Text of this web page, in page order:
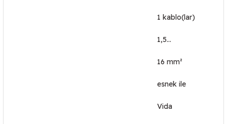
1 kablo(lar)
1,5…
16 mm²
esnek ile
Vida